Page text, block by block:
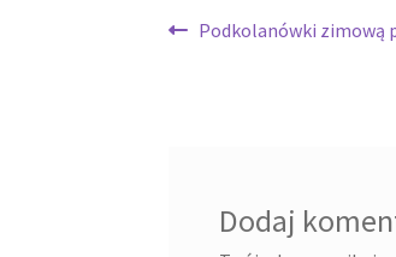
Nawigacja
Poprzedni
Podkolanówki zimową
Dodaj